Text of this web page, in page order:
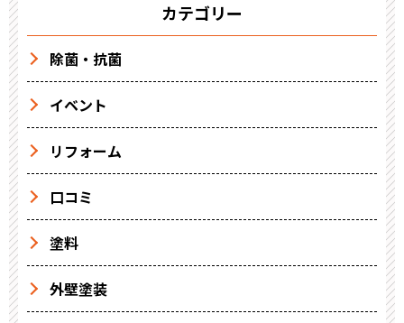
カテゴリー
除菌・抗菌
イベント
リフォーム
口コミ
塗料
外壁塗装